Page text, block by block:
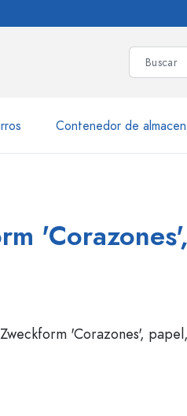
Contenedor de
según la marca
de vidrio 100 ml
'Corazones',